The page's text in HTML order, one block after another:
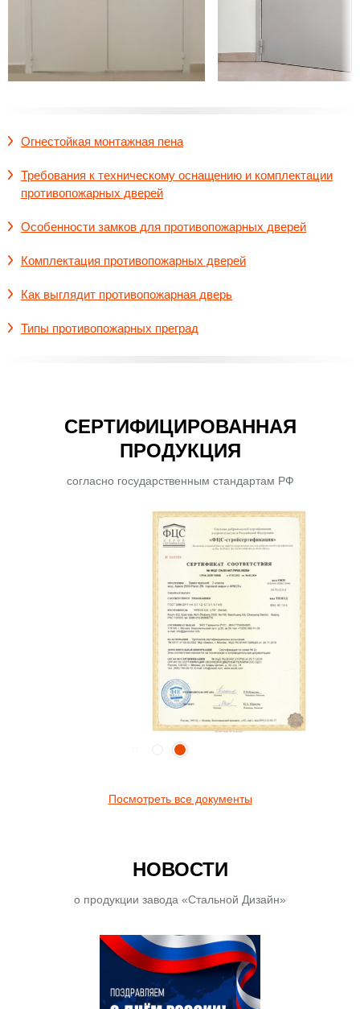
Огнестойкая монтажная пена
Требования к техническому оснащению и комплектации
противопожарных дверей
Особенности замков для противопожарных дверей
Комплектация противопожарных дверей
Как выглядит противопожарная дверь
Типы противопожарных преград
СЕРТИФИЦИРОВАННАЯ
ПРОДУКЦИЯ
согласно государственным стандартам РФ
Посмотреть все документы
НОВОСТИ
о продукции завода «Стальной Дизайн»